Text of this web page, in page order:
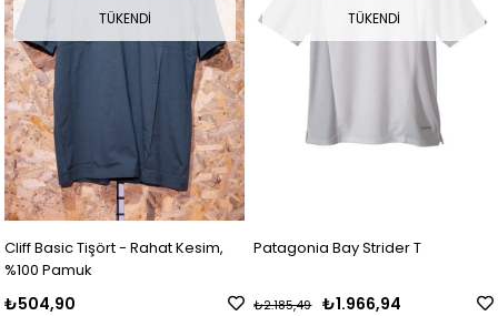
TÜKENDI
Cliff Basic Tişört - Rahat Kesim,
%100 Pamuk
₺504,90
TÜKENDI
Patagonia Bay Strider T
₺1.966,94
₺2.185,49